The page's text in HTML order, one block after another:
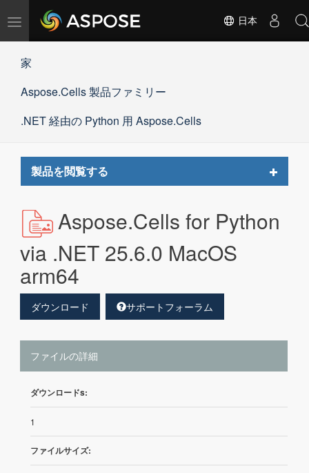
ナ
ー
ョ
日本
家
Aspose.Cells 製品ファミリー
.NET 経由の Python 用 Aspose.Cells
製品を閲覧する
Toggle
Aspose.Cells for Python
via .NET 25.6.0 MacOS
arm64
ダウンロード サポートフォーラム
ファイルの詳細
ダウンロードs:
1
ファイルサイズ: